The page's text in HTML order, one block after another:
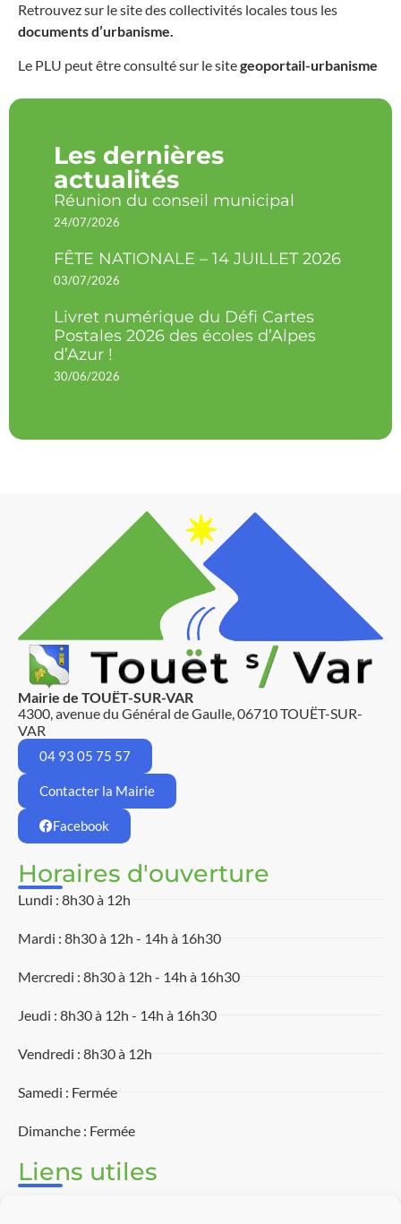
Retrouvez sur le site des collectivités locales tous les
documents d’urbanisme.
Le PLU peut être consulté sur le sitegeoportail-urbanisme
Les dernières
actualités
Réunion du conseil municipal
24/07/2026
FÊTE NATIONALE – 14 JUILLET 2026
03/07/2026
Livret numérique du Défi Cartes
Postales 2026 des écoles d’Alpes
d’Azur !
30/06/2026
Mairie de TOUËT-SUR-VAR
4300, avenue du Général de Gaulle, 06710 TOUËT-SUR-
VAR
04 93 05 75 57
Contacter la Mairie
Facebook
Horaires d'ouverture
Lundi : 8h30 à 12h
Mardi : 8h30 à 12h - 14h à 16h30
Mercredi : 8h30 à 12h - 14h à 16h30
Jeudi : 8h30 à 12h - 14h à 16h30
Vendredi : 8h30 à 12h
Samedi : Fermée
Dimanche : Fermée
Liens utiles